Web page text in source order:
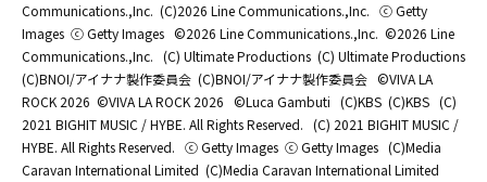
Communications.,Inc. (C)2026 Line Communications.,Inc. ⓒ Getty
Images ⓒ Getty Images ©2026 Line Communications.,Inc. ©2026 Line
Communications.,Inc. (C) Ultimate Productions (C) Ultimate Productions
(C)BNOI/アイナナ製作委員会 (C)BNOI/アイナナ製作委員会 ©️VIVA LA
ROCK 2026 ©️VIVA LA ROCK 2026 ©Luca Gambuti (C)KBS (C)KBS (C)
2021 BIGHIT MUSIC / HYBE. All Rights Reserved. (C) 2021 BIGHIT MUSIC /
HYBE. All Rights Reserved. ⓒ Getty Images ⓒ Getty Images (C)Media
Caravan International Limited (C)Media Caravan International Limited